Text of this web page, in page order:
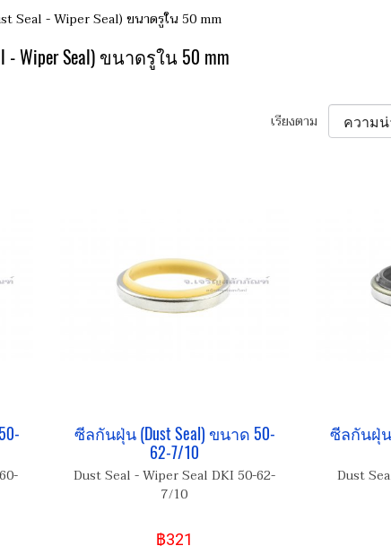
Seal - Wiper Seal) ขนาดรูใน 50 mm
Wiper Seal) ขนาดรูใน 50 mm
เรียงตาม
ซีลกันฝุ่น (Dust Seal) ขนาด 50-
62-7/10
Dust Seal - Wiper Seal DKI 50-62-
7/10
฿321
ซีลกันฝุ่น
Dust